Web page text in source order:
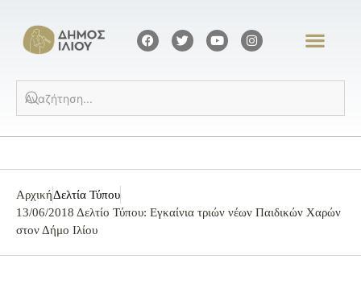
ΑρχικήΔελτία Τύπου
13/06/2018 Δελτίο Τύπου: Εγκαίνια τριών νέων Παιδικών Χαρών
στον Δήμο Ιλίου